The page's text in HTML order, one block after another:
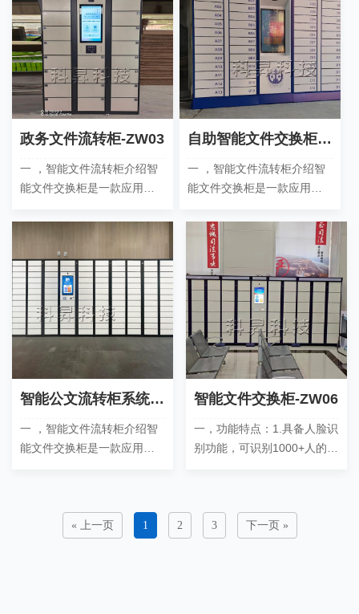
存……
存……
政务文件流转柜-ZW03
一 ，智能文件流转柜介绍智
能文件交换柜是一款应用于
位部 门间，文件交互的场
存……
自助智能文件交换柜-ZW04
一 ，智能文件流转柜介绍智
能文件交换柜是一款应用于
位部 门间，文件交互的场
合，可以实现*自助办公，
存……
智能公文流转柜系统-ZW05
一 ，智能文件流转柜介绍智
能文件交换柜是一款应用于
智能文件交换柜-ZW06
一，功能特点：1.具备人脸识
别功能，可识别1000+人的智
盗……
« 上一页 1 2 3 下一页 »